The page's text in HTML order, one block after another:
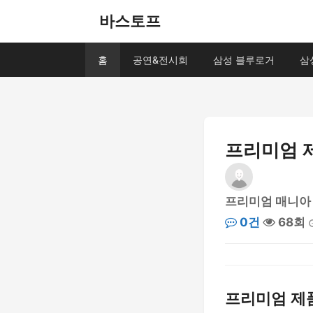
바스토프
홈 공연&전시회 삼성 블루로거 삼
프리미엄
프리미엄 매니
0건
68회
프리미엄 제